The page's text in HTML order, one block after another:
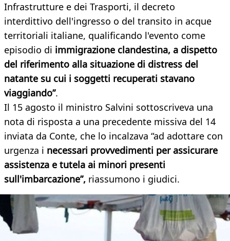
Infrastrutture e dei Trasporti, il decreto
interdittivo dell'ingresso o del transito in acque
territoriali italiane, qualificando l'evento come
episodio di immigrazione clandestina, a dispetto
del riferimento alla situazione di distress del
natante su cui i soggetti recuperati stavano
viaggiando”.
Il 15 agosto il ministro Salvini sottoscriveva una
nota di risposta a una precedente missiva del 14
inviata da Conte, che lo incalzava “ad adottare con
urgenza i necessari provvedimenti per assicurare
assistenza e tutela ai minori presenti
sull'imbarcazione”, riassumono i giudici.